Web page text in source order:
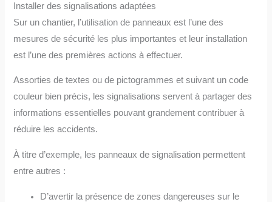
Installer des signalisations adaptées
Sur un chantier, l’utilisation de panneaux est l’une des
mesures de sécurité les plus importantes et leur installation
est l’une des premières actions à effectuer.
Assorties de textes ou de pictogrammes et suivant un code
couleur bien précis, les signalisations servent à partager des
informations essentielles pouvant grandement contribuer à
réduire les accidents.
À titre d’exemple, les panneaux de signalisation permettent
entre autres :
D’avertir la présence de zones dangereuses sur le